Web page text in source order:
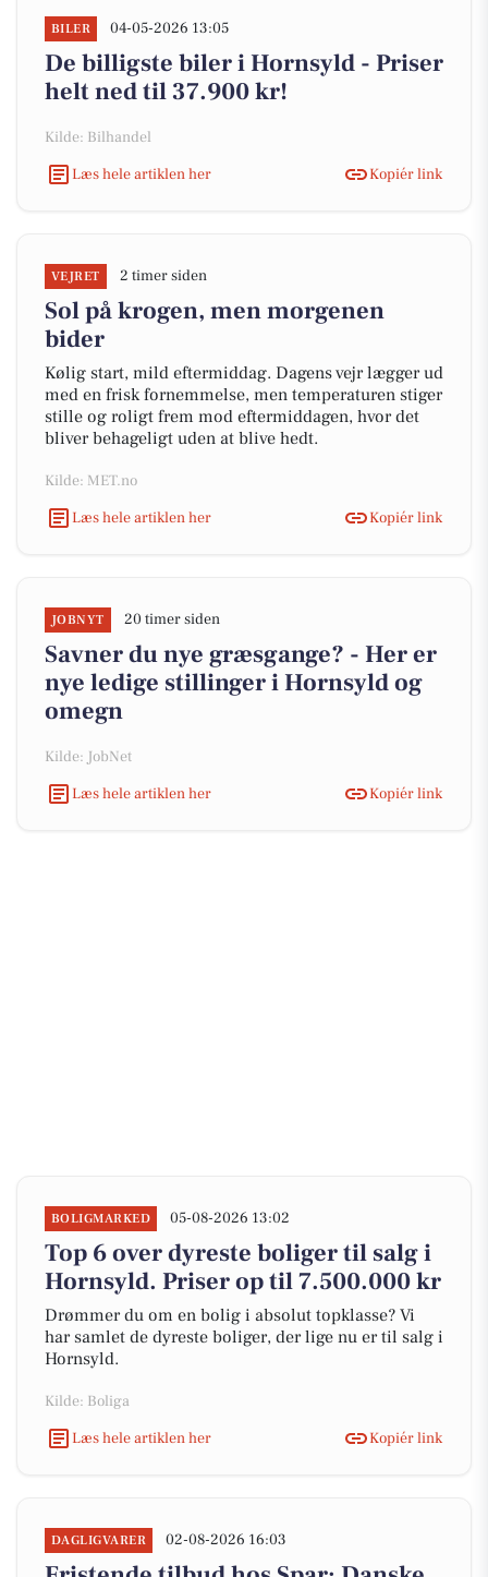
BILER 04-05-2026 13:05
De billigste biler i Hornsyld - Priser
helt ned til 37.900 kr!
Kilde: Bilhandel
Læs hele artiklen her
Kopiér link
VEJRET 2 timer siden
Sol på krogen, men morgenen
bider
Kølig start, mild eftermiddag. Dagens vejr lægger ud
med en frisk fornemmelse, men temperaturen stiger
stille og roligt frem mod eftermiddagen, hvor det
bliver behageligt uden at blive hedt.
Kilde: MET.no
Læs hele artiklen her
Kopiér link
JOBNYT 20 timer siden
Savner du nye græsgange? - Her er
nye ledige stillinger i Hornsyld og
omegn
Kilde: JobNet
Læs hele artiklen her
Kopiér link
BOLIGMARKED 05-08-2026 13:02
Top 6 over dyreste boliger til salg i
Hornsyld. Priser op til 7.500.000 kr
Drømmer du om en bolig i absolut topklasse? Vi
har samlet de dyreste boliger, der lige nu er til salg i
Hornsyld.
Kilde: Boliga
Læs hele artiklen her
Kopiér link
DAGLIGVARER 02-08-2026 16:03